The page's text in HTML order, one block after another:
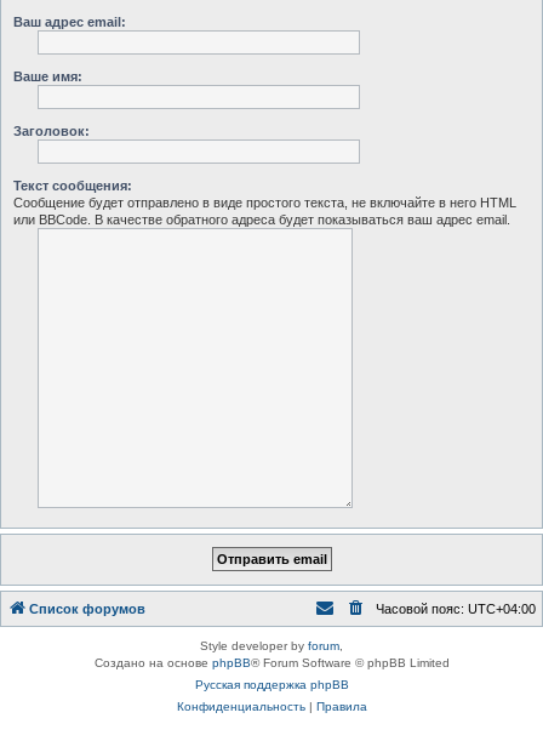
Ваш адрес email:
Ваше имя:
Заголовок:
Текст сообщения:
Сообщение будет отправлено в виде простого текста, не включайте в него HTML
или BBCode. В качестве обратного адреса будет показываться ваш адрес email.
Список форумов Часовой пояс: UTC+04:00
Style developer by forum
Создано на основе phpBB® Forum Software © phpBB Limited
Русская поддержка phpBB
Конфиденциальность| Правила